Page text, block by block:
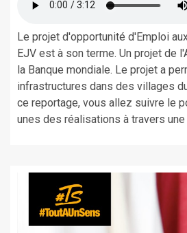
Le projet d'opportunité d'Emploi
EJV est à son terme. Un projet de
la Banque mondiale. Le projet a
infrastructures dans des villages
ce reportage, vous allez suivre le
unes des réalisations à travers